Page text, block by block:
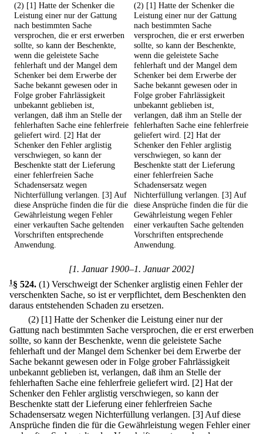
(2) [1] Hatte der Schenker die
Leistung einer nur der Gattung
nach bestimmten Sache
versprochen, die er erst erwerben
sollte, so kann der Beschenkte,
wenn die geleistete Sache
fehlerhaft und der Mangel dem
Schenker bei dem Erwerbe der
Sache bekannt gewesen oder in
Folge grober Fahrlässigkeit
unbekannt geblieben ist,
verlangen, daß ihm an Stelle der
fehlerhaften Sache eine fehlerfreie
geliefert wird. [2] Hat der
Schenker den Fehler arglistig
verschwiegen, so kann der
Beschenkte statt der Lieferung
einer fehlerfreien Sache
Schadensersatz wegen
Nichterfüllung verlangen. [3] Auf
diese Ansprüche finden die für die
Gewährleistung wegen Fehler
einer verkauften Sache geltenden
Vorschriften entsprechende
Anwendung.
(2) [1] Hatte der Schenker die
Leistung einer nur der Gattung
nach bestimmten Sache
versprochen, die er erst erwerben
sollte, so kann der Beschenkte,
wenn die geleistete Sache
fehlerhaft und der Mangel dem
Schenker bei dem Erwerbe der
Sache bekannt gewesen oder in
Folge grober Fahrlässigkeit
unbekannt geblieben ist,
verlangen, daß ihm an Stelle der
fehlerhaften Sache eine fehlerfreie
geliefert wird. [2] Hat der
Schenker den Fehler arglistig
verschwiegen, so kann der
Beschenkte statt der Lieferung
einer fehlerfreien Sache
Schadensersatz wegen
Nichterfüllung verlangen. [3] Auf
diese Ansprüche finden die für die
Gewährleistung wegen Fehler
einer verkauften Sache geltenden
Vorschriften entsprechende
Anwendung.
[1. Januar 1900–1. Januar 2002]
1§ 524. (1) Verschweigt der Schenker arglistig einen Fehler der
verschenkten Sache, so ist er verpflichtet, dem Beschenkten den
daraus entstehenden Schaden zu ersetzen.
(2) [1] Hatte der Schenker die Leistung einer nur der
Gattung nach bestimmten Sache versprochen, die er erst erwerben
sollte, so kann der Beschenkte, wenn die geleistete Sache
fehlerhaft und der Mangel dem Schenker bei dem Erwerbe der
Sache bekannt gewesen oder in Folge grober Fahrlässigkeit
unbekannt geblieben ist, verlangen, daß ihm an Stelle der
fehlerhaften Sache eine fehlerfreie geliefert wird. [2] Hat der
Schenker den Fehler arglistig verschwiegen, so kann der
Beschenkte statt der Lieferung einer fehlerfreien Sache
Schadensersatz wegen Nichterfüllung verlangen. [3] Auf diese
Ansprüche finden die für die Gewährleistung wegen Fehler einer